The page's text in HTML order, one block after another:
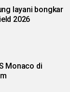
layani bongkar
2026
Monaco di